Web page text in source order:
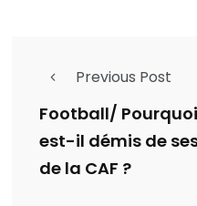
Previous Post
Football/
est-il démis de
de la CAF ?